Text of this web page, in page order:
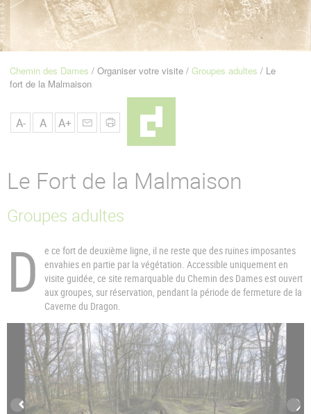
Navigation
Fil
Chemin des Dames Organiser votre visite Groupes adultes Le
fort de la Malmaison
A- A A+
Le Fort de la Malmaison
Groupes adultes
D
e ce fort de deuxième ligne, il ne reste que des ruines imposantes
envahies en partie par la végétation. Accessible uniquement en
visite guidée, ce site remarquable du Chemin des Dames est ouvert
aux groupes, sur réservation, pendant la période de fermeture de la
Caverne du Dragon.